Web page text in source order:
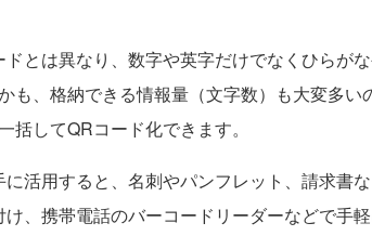
とは異なり、数字や英字だけでなくひらが
も、格納できる情報量（文字数）も大変多い
括してQRコード化できます。
活用すると、名刺やパンフレット、請求書
、携帯電話のバーコードリーダーなどで手